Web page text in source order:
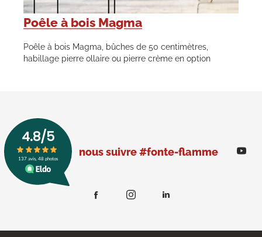
Poêle à bois Magma
Poêle à bois Magma, bûches de 50 centimètres,
habillage pierre ollaire ou pierre crème en option
nous suivre #fonte-flamme